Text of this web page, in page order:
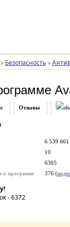
» Безопасность »
Отзывы
6 539 661
10
6305
о программе
376 (
-6372